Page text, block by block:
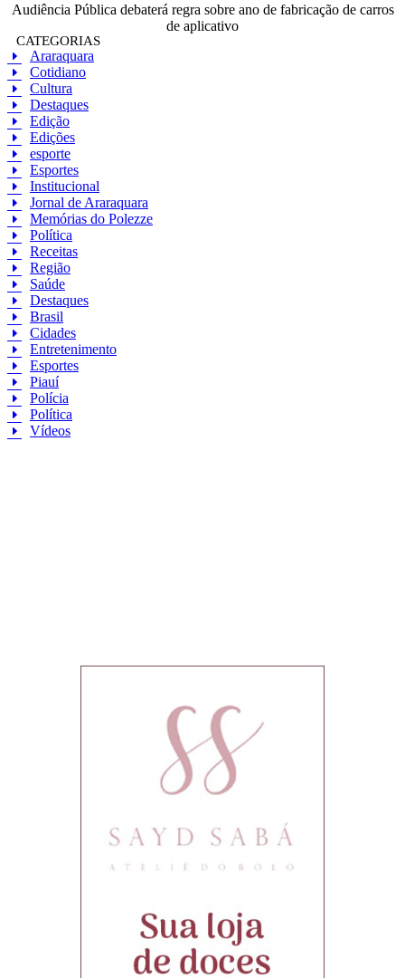
Audiência Pública debaterá regra sobre ano de fabricação de carros
de aplicativo
CATEGORIAS
Araraquara
Cotidiano
Cultura
Destaques
Edição
Edições
esporte
Esportes
Institucional
Jornal de Araraquara
Memórias do Polezze
Política
Receitas
Região
Saúde
Destaques
Brasil
Cidades
Entretenimento
Esportes
Piauí
Polícia
Política
Vídeos